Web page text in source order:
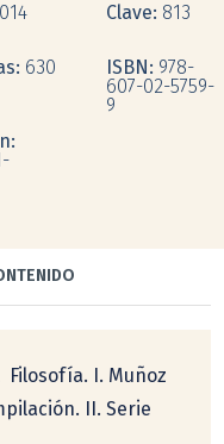
630
Clave: 813
ISBN: 978-
607-02-5759-
9
Filosofía. I. Muñoz
II. Serie